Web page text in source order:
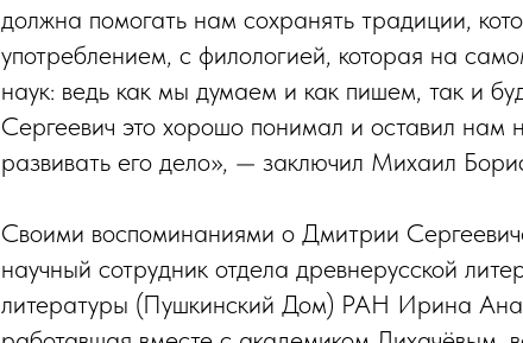
должна помогать нам сохранять традиции,
употреблением, с филологией, которая на
наук: ведь как мы думаем и как пишем, так и
Сергеевич это хорошо понимал и оставил нам
развивать его дело», — заключил Михаил
Своими воспоминаниями о Дмитрии
научный сотрудник отдела древнерусской
литературы (Пушкинский Дом) РАН Ирина